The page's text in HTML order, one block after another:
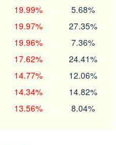
19.99% 5.68%
19.97% 27.35%
19.96% 7.36%
17.62% 24.41%
14.77% 12.06%
14.34% 14.82%
13.56% 8.04%